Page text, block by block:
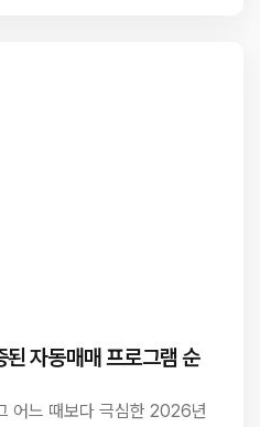
자동매매 프로그램 순
어느 때보다 극심한 2026년